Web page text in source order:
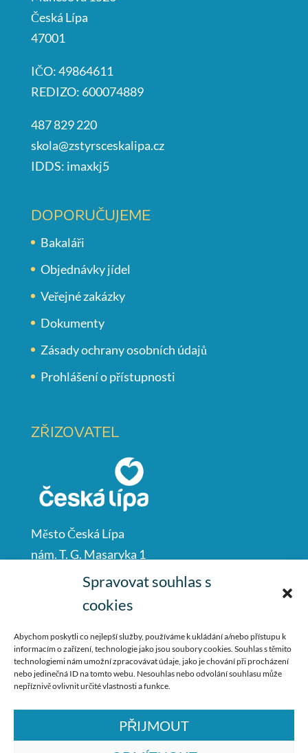
Spravovat souhlas s
cookies
Abychom poskytli co nejlepší služby, používáme k ukládání a/nebo přístupu k
informacím o zařízení, technologie jako jsou soubory cookies. Souhlas s těmito
technologiemi nám umožní zpracovávat údaje, jako je chování při procházení
nebo jedinečná ID na tomto webu. Nesouhlas nebo odvolání souhlasu může
nepříznivě ovlivnit určité vlastnosti a funkce.
PŘIJMOUT
Česká Lípa
47001
IČO: 49864611
REDIZO: 600074889
487 829 220
skola@zstyrsceskalipa.cz
IDDS: imaxkj5
DOPORUČUJEME
Bakaláři
Objednávky jídel
Veřejné zakázky
Dokumenty
Zásady ochrany osobních údajů
Prohlášení o přístupnosti
ZŘIZOVATEL
Město Česká Lípa
nám. T. G. Masaryka 1
Česká Lípa
487 881 111
podatelna@mucl.cz